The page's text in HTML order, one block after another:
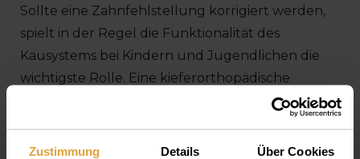
Zustimmung Details Über Cookies
Sollte eine Zahnfehlstellung korrigiert werden,
spielt in der Regel die Funktionalität des
Kausystems bei Kindern und Jugendlichen die
wichtigste Rolle. Eine kieferorthopädische
Korrektur, die in der Regel aus ästhetischen
Gründen vorgenommen wird, lässt sich aber
auch im Erwachsenenalter durchführen.